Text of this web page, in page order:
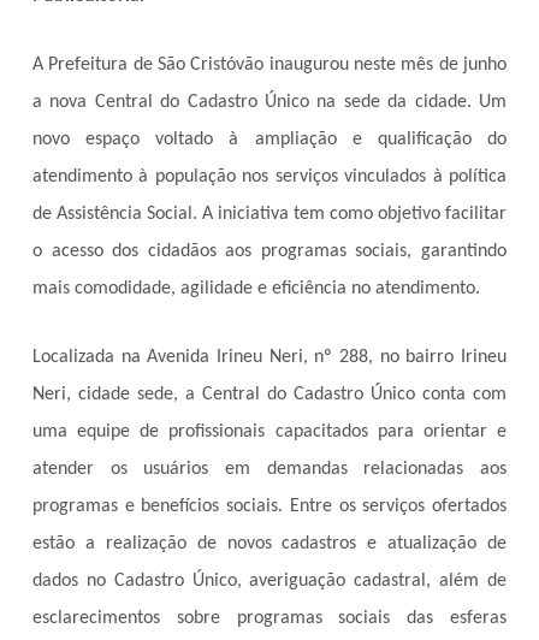
A Prefeitura de São Cristóvão inaugurou neste mês de junho
a nova Central do Cadastro Único na sede da cidade. Um
novo espaço voltado à ampliação e qualificação do
atendimento à população nos serviços vinculados à política
de Assistência Social. A iniciativa tem como objetivo facilitar
o acesso dos cidadãos aos programas sociais, garantindo
mais comodidade, agilidade e eficiência no atendimento.
Localizada na Avenida Irineu Neri, nº 288, no bairro Irineu
Neri, cidade sede, a Central do Cadastro Único conta com
uma equipe de profissionais capacitados para orientar e
atender os usuários em demandas relacionadas aos
programas e benefícios sociais. Entre os serviços ofertados
estão a realização de novos cadastros e atualização de
dados no Cadastro Único, averiguação cadastral, além de
esclarecimentos sobre programas sociais das esferas